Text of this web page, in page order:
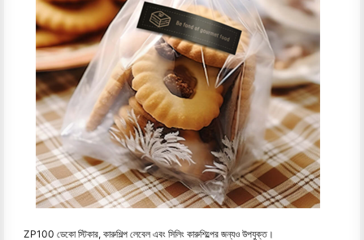
ZP100 ডেকো স্টিকার, কারুশিল্প লেবেল এবং সিলিং কারুশিল্পের জন্যও উপযুক্ত।